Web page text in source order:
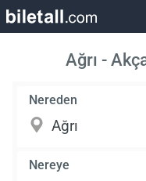
Ağrı -
Nereden
Nereye